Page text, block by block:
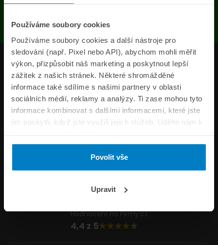
Používáme soubory cookies
Používáme soubory cookies a další nástroje pro
sledování (např. Pixel nebo API), abychom mohli měřit
výkon, přizpůsobit náš marketing a poskytnout lepší
zážitek z našich stránek. Některé shromážděné
informace také sdílíme s našimi partnery v oblasti
sociálních médií, reklamy a analýzy. Ti zase mohou tyto
informace kombinovat s dalšími informacemi, které jste
jim poskytli, když jste využili jejich služeb. Udělte nám k
tomu prosím svůj souhlas.
Povolit vše
Upravit
Produkty
Pojišťovny
Informace
ePojisteni.cz
Formuláře
Napište nám
Hodnocení na Firmy.cz
4,4 z 5